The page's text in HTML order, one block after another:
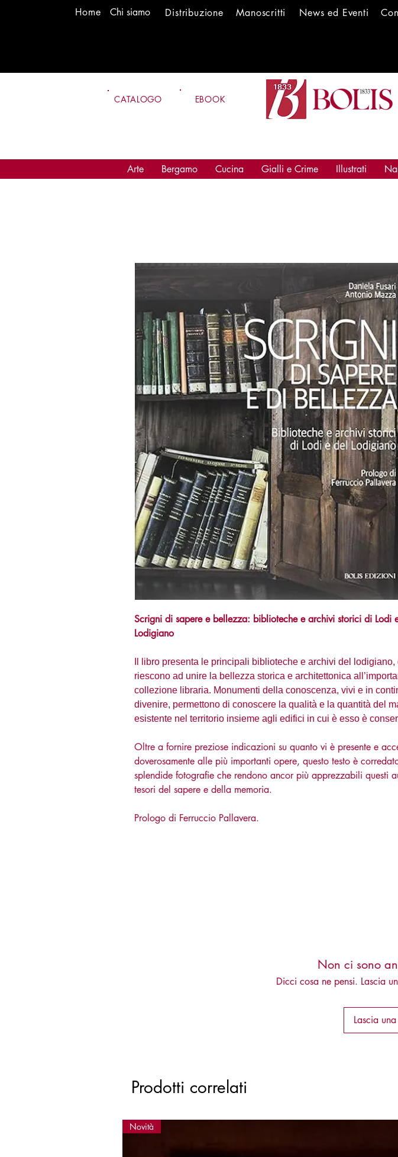
Home Chi siamo Distribuzione Manoscritti News ed Eventi
CATALOGO EBOOK
Arte Bergamo Cucina Gialli e Crime Illustrati
Scrigni di sapere e bellezza: biblioteche e archivi storici di Lodi
Lodigiano
Il libro presenta le principali biblioteche e archivi del lodigiano,
riescono ad unire la bellezza storica e architettonica
collezione libraria. Monumenti della conoscenza, vivi e in
divenire, permettono di conoscere la qualità e la quantità del
esistente nel territorio insieme agli edifici in cui è esso è
Oltre a fornire preziose indicazioni su quanto vi è presente e
doverosamente alle più importanti opere, questo testo è
splendide fotografie che rendono ancor più apprezzabili questi
tesori del sapere e della memoria.
Prologo di Ferruccio Pallavera.
Non ci sono
Dicci cosa ne pensi. Lascia
Lascia
Prodotti correlati
Novità